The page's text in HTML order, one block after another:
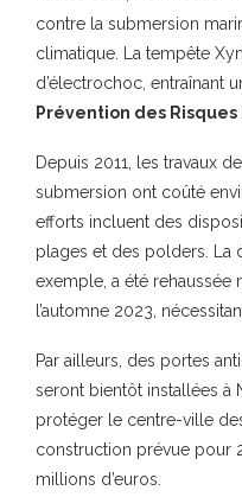
contre la submersion
climatique. La tempête
d’électrochoc, entraînant
Prévention des Risques
Depuis 2011, les travaux
submersion ont coûté
efforts incluent des
plages et des polders. La
exemple, a été rehaussée
l’automne 2023,
Par ailleurs, des portes
seront bientôt installées à
protéger le centre-ville
construction prévue pour
millions d’euros.